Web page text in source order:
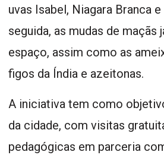
uvas Isabel, Niagara Branca
seguida, as mudas de maçãs
espaço, assim como as
figos da Índia e azeitonas.
A iniciativa tem como
da cidade, com visitas
pedagógicas em parceria